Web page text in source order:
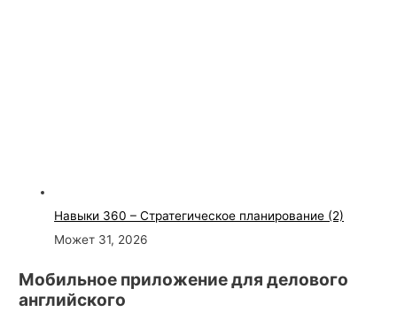
Навыки 360 – Стратегическое планирование (2)
Может 31, 2026
Мобильное приложение для делового
английского